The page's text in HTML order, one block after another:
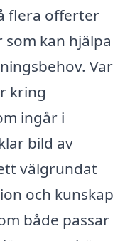
flera offerter
kan hjälpa
Var
kring
ingår i
bild av
välgrundat
och kunskap
både passar